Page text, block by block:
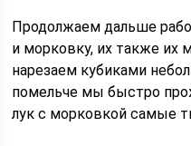
Продолжаем дальше
и морковку, их также их
нарезаем кубиками
помельче мы быстро
лук с морковкой самые